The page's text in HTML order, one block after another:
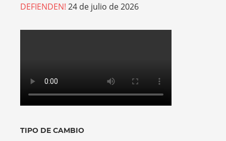
DEFIENDEN! 24 de julio de 2026
TIPO DE CAMBIO